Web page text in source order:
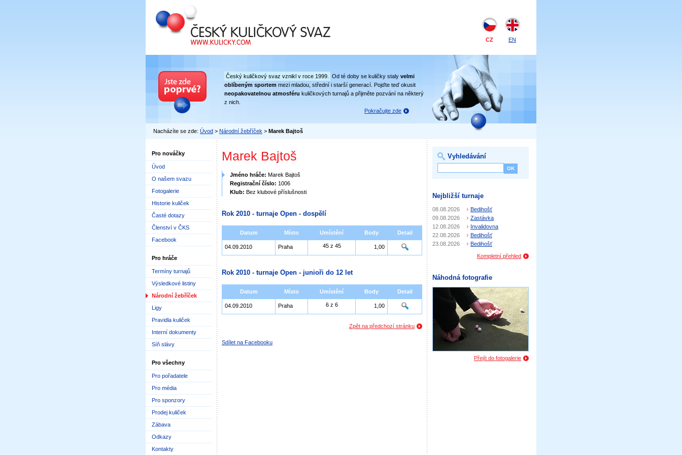
Český kuličkový svaz
CZ EN
Český kuličkový svaz vznikl v roce 1999. Od té doby se kuličky staly velmi
oblíbeným sportem mezi mladou, střední i starší generací. Pojďte teď okusit
neopakovatelnou atmosféru kuličkových turnajů a přijměte pozvání na některý
z nich.
Pokračujte zde
Nacházíte se zde: Úvod > Národní žebříček > Marek Bajtoš
Pro nováčky
Úvod
O našem svazu
Fotogalerie
Historie kuliček
Časté dotazy
Členství v ČKS
Facebook
Pro hráče
Termíny turnajů
Výsledkové listiny
Národní žebříček
Ligy
Pravidla kuliček
Interní dokumenty
Síň slávy
Pro všechny
Pro pořadatele
Pro média
Pro sponzory
Prodej kuliček
Zábava
Odkazy
Kontakty
Marek Bajtoš
Jméno hráče: Marek Bajtoš
Registrační číslo: 1006
Klub: Bez klubové příslušnosti
Rok 2010 - turnaje Open - dospělí
Datum Místo Umístění Body Detail
04.09.2010 Praha 45 z 45 1,00
Rok 2010 - turnaje Open - junioři do 12 let
Datum Místo Umístění Body Detail
04.09.2010 Praha 6 z 6 1,00
Zpět na předchozí stránku
Sdílet na Facebooku
Vyhledávání
Nejbližší turnaje
08.08.2026
Bedihošť
09.08.2026
Zastávka
12.08.2026
Invalidovna
22.08.2026
Bedihošť
23.08.2026
Bedihošť
Kompletní přehled
Náhodná fotografie
Přejít do fotogalerie